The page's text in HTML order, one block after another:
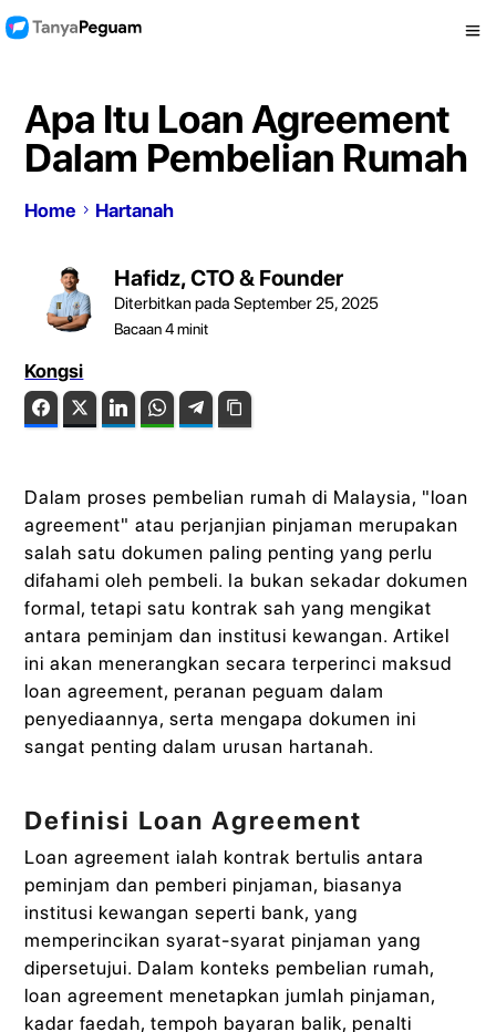
Apa Itu Loan Agreement
Dalam Pembelian Rumah
Home Hartanah
Hafidz, CTO & Founder
Diterbitkan pada September 25, 2025
Bacaan4minit
Kongsi
FacebookTwitter LinkedIn WhatsAppTelegram
Dalam proses pembelian rumah di Malaysia, "loan
agreement" atau perjanjian pinjaman merupakan
salah satu dokumen paling penting yang perlu
difahami oleh pembeli. Ia bukan sekadar dokumen
formal, tetapi satu kontrak sah yang mengikat
antara peminjam dan institusi kewangan. Artikel
ini akan menerangkan secara terperinci maksud
loan agreement, peranan peguam dalam
penyediaannya, serta mengapa dokumen ini
sangat penting dalam urusan hartanah.
Definisi Loan Agreement
Loan agreement ialah kontrak bertulis antara
peminjam dan pemberi pinjaman, biasanya
institusi kewangan seperti bank, yang
memperincikan syarat-syarat pinjaman yang
dipersetujui. Dalam konteks pembelian rumah,
loan agreement menetapkan jumlah pinjaman,
kadar faedah, tempoh bayaran balik, penalti